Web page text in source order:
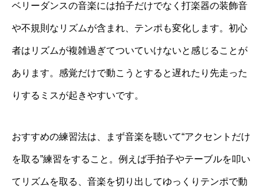
ベリーダンスの音楽には拍子だけでなく打楽器の装飾音
や不規則なリズムが含まれ、テンポも変化します。初心
者はリズムが複雑過ぎてついていけないと感じることが
あります。感覚だけで動こうとすると遅れたり先走った
りするミスが起きやすいです。
おすすめの練習法は、まず音楽を聴いて“アクセントだけ
を取る”練習をすること。例えば手拍子やテーブルを叩い
てリズムを取る、音楽を切り出してゆっくりテンポで動